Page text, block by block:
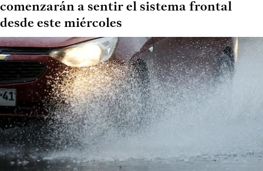
comenzarán a sentir el sistema frontal
desde este miércoles